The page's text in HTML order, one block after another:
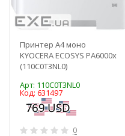
Принтер А4 моно
KYOCERA ECOSYS PA6000x
(110C0T3NL0)
Арт: 110C0T3NL0
Код: 631497
0